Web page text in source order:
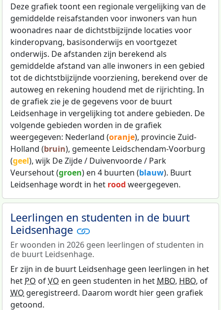
Deze grafiek toont een regionale vergelijking van de
gemiddelde reisafstanden voor inwoners van hun
woonadres naar de dichtstbijzijnde locaties voor
kinderopvang, basisonderwijs en voortgezet
onderwijs. De afstanden zijn berekend als
gemiddelde afstand van alle inwoners in een gebied
tot de dichtstbijzijnde voorziening, berekend over de
autoweg en rekening houdend met de rijrichting. In
de grafiek zie je de gegevens voor de buurt
Leidsenhage in vergelijking tot andere gebieden. De
volgende gebieden worden in de grafiek
weergegeven: Nederland (oranje), provincie Zuid-
Holland (bruin), gemeente Leidschendam-Voorburg
(geel), wijk De Zijde / Duivenvoorde / Park
Veursehout (groen) en 4 buurten (blauw). Buurt
Leidsenhage wordt in het rood weergegeven.
Leerlingen en studenten in de buurt
Leidsenhage
Er woonden in 2026 geen leerlingen of studenten in
de buurt Leidsenhage.
Er zijn in de buurt Leidsenhage geen leerlingen in het
het PO ofVO en geen studenten in het MBO, HBO, of
WO geregistreerd. Daarom wordt hier geen grafiek
getoond.